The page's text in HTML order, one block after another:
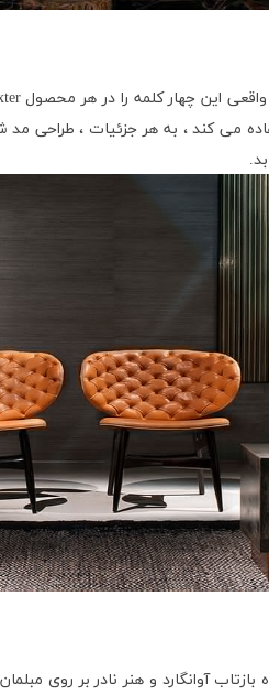
این چهار کلمه را در هر محصول
می کند ، به هر جزئیات ، طراحی
آوانگارد و هنر نادر بر روی